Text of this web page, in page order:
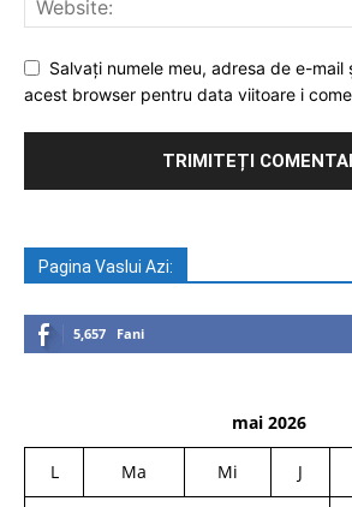
Salvați numele meu, adresa de e-mail
acest browser pentru data viitoare i
Pagina Vaslui Azi:
5,657 Fani
mai 2026
L Ma Mi J